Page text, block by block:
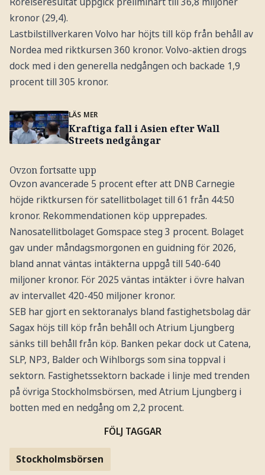
kronor (29,4).
Lastbilstillverkaren Volvo har höjts till köp från behåll av
Nordea med riktkursen 360 kronor. Volvo-aktien drogs
dock med i den generella nedgången och backade 1,9
procent till 305 kronor.
LÄS MER
Kraftiga fall i Asien efter Wall
Streets nedgångar
Ovzon fortsatte upp
Ovzon avancerade 5 procent efter att DNB Carnegie
höjde riktkursen för satellitbolaget till 61 från 44:50
kronor. Rekommendationen köp upprepades.
Nanosatellitbolaget Gomspace steg 3 procent. Bolaget
gav under måndagsmorgonen en guidning för 2026,
bland annat väntas intäkterna uppgå till 540-640
miljoner kronor. För 2025 väntas intäkter i övre halvan
av intervallet 420-450 miljoner kronor.
SEB har gjort en sektoranalys bland fastighetsbolag där
Sagax höjs till köp från behåll och Atrium Ljungberg
sänks till behåll från köp. Banken pekar dock ut Catena,
SLP, NP3, Balder och Wihlborgs som sina toppval i
sektorn. Fastighetssektorn backade i linje med trenden
på övriga Stockholmsbörsen, med Atrium Ljungberg i
botten med en nedgång om 2,2 procent.
FÖLJ TAGGAR
Stockholmsbörsen